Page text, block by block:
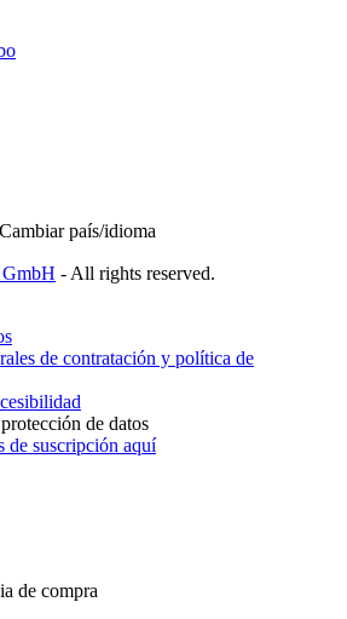
Cambiar país/idioma
GmbH - All rights reserved.
de contratación y política de
de datos
de suscripción aquí
de compra